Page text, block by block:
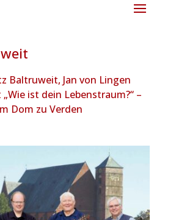
Baltruweit, Jan von Lingen
ist dein Lebenstraum?“ –
Dom zu Verden